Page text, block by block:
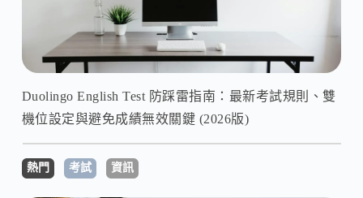
Duolingo English Test 防踩雷指南：最新考試規則、雙
機位設定與避免成績無效關鍵 (2026版)
熱門 考試 資訊